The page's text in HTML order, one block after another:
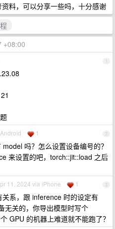
料，可以分享一些吗，十分感谢
+08:00
1
2
1
吗？怎么设置设备编号的？
来设置的吧，torch::jit::load 之后
3
11, 2024 via iPhone 1
系，跟 inference 时的设定有
无关的，你导出模型时写个
GPU 的机器上难道就不能跑了？